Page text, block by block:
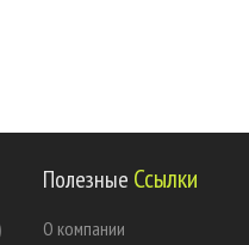
Полезные Ссылки
О компании